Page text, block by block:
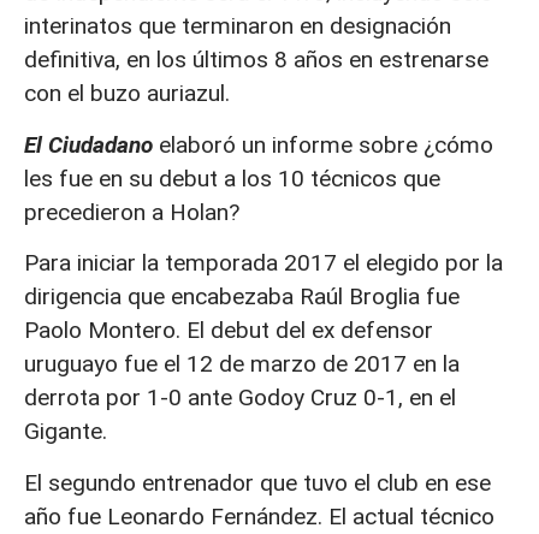
interinatos que terminaron en designación
definitiva, en los últimos 8 años en estrenarse
con el buzo auriazul.
El Ciudadano elaboró un informe sobre ¿cómo
les fue en su debut a los 10 técnicos que
precedieron a Holan?
Para iniciar la temporada 2017 el elegido por la
dirigencia que encabezaba Raúl Broglia fue
Paolo Montero. El debut del ex defensor
uruguayo fue el 12 de marzo de 2017 en la
derrota por 1-0 ante Godoy Cruz 0-1, en el
Gigante.
El segundo entrenador que tuvo el club en ese
año fue Leonardo Fernández. El actual técnico